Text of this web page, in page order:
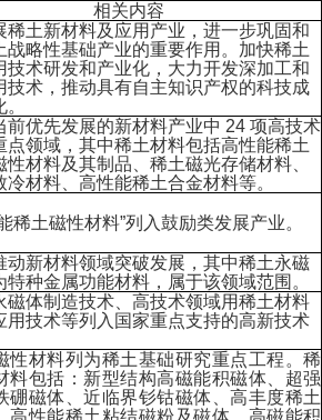
相关内容
稀土新材料及应用产业，进一步巩固和
战略性基础产业的重要作用。加快稀土
技术研发和产业化，大力开发深加工和
技术，推动具有自主知识产权的科技成
前优先发展的新材料产业中 24 项高技术
点领域，其中稀土材料包括高性能稀土
性材料及其制品、稀土磁光存储材料、
冷材料、高性能稀土合金材料等。
稀土磁性材料”列入鼓励类发展产业。
动新材料领域突破发展，其中稀土永磁
特种金属功能材料，属于该领域范围。
磁体制造技术、高技术领域用稀土材料
用技术等列入国家重点支持的高新技术
性材料列为稀土基础研究重点工程。稀
料包括：新型结构高磁能积磁体、超强
硼磁体、近临界钐钴磁体、高丰度稀土
高性能稀土粘结磁粉及磁体、高磁能积